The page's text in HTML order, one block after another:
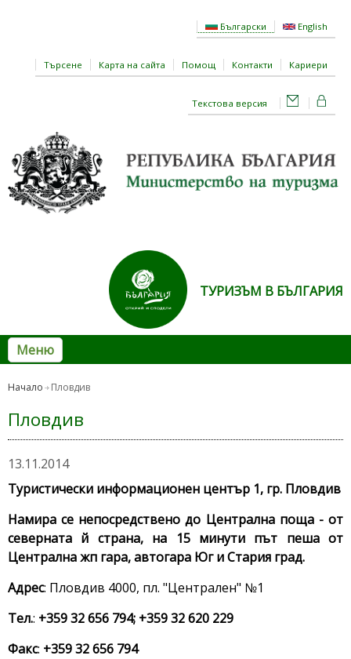
Български English
Търсене Карта на сайта Помощ Контакти Кариери
Текстова версия
ТУРИЗЪМ В БЪЛГАРИЯ
Меню
Начало Пловдив
Пловдив
13.11.2014
Туристически информационен център 1, гр. Пловдив
Намира се непосредствено до Централна поща - от
северната й страна, на 15 минути път пеша от
Централна жп гара, автогара Юг и Стария град.
Адрес: Пловдив 4000, пл. "Централен" №1
Тел.: +359 32 656 794; +359 32 620 229
Факс: +359 32 656 794